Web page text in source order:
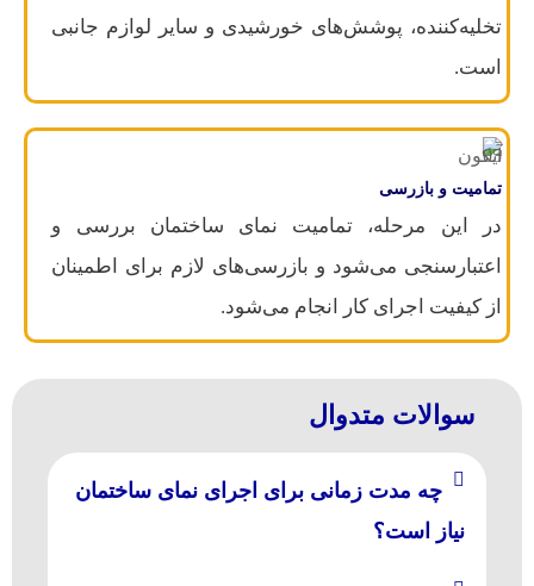
تخلیه‌کننده، پوشش‌های خورشیدی و سایر لوازم جانبی
است.
تمامیت و بازرسی
در این مرحله، تمامیت نمای ساختمان بررسی و
اعتبارسنجی می‌شود و بازرسی‌های لازم برای اطمینان
از کیفیت اجرای کار انجام می‌شود.
سوالات متدوال
چه مدت زمانی برای اجرای نمای ساختمان
نیاز است؟